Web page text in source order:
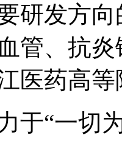
研发方
管、抗
医药高
于“一切